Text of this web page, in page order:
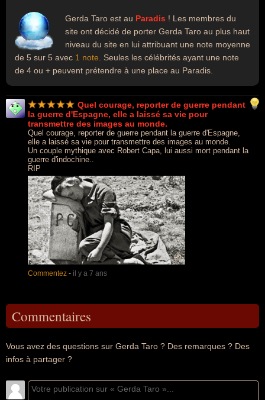
Gerda Taro est au Paradis ! Les membres du
site ont décidé de porter Gerda Taro au plus haut
niveau du site en lui attribuant une note moyenne
de 5 sur 5 avec 1 note . Seules les célébrités ayant une note
de 4 ou + peuvent prétendre à une place au Paradis.
Quel courage, reporter de guerre pendant
la guerre d'Espagne, elle a laissé sa vie pour
transmettre des images au monde.
Quel courage, reporter de guerre pendant la guerre d'Espagne,
elle a laissé sa vie pour transmettre des images au monde.
Un couple mythique avec Robert Capa, lui aussi mort pendant la
guerre d'indochine..
RIP
Commentez - il y a 7 ans
Commentaires
Vous avez des questions sur Gerda Taro ? Des remarques ? Des
infos à partager ?